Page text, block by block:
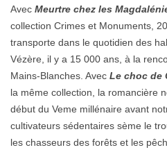
Avec Meurtre chez les
collection Crimes et Monuments,
transporte dans le quotidien des
Vézère, il y a 15 000 ans, à la
Mains-Blanches. Avec Le choc de
la même collection, la romancière
début du Veme millénaire avant
cultivateurs sédentaires sème le
les chasseurs des forêts et les